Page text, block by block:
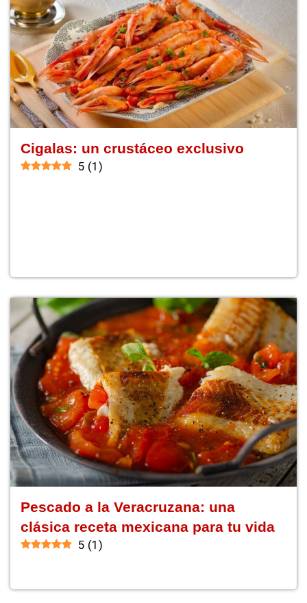
Cigalas: un crustáceo exclusivo
5 (1 )
Pescado a la Veracruzana: una
clásica receta mexicana para tu vida
5 (1 )